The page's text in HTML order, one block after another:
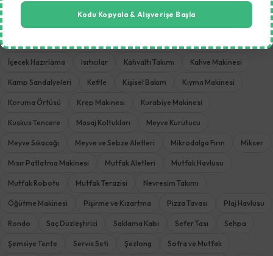
Granit Tencere
İçecek Hazırlama Isıtıcılar Kahvaltı Takımı Kahve Makinesi
Kamp Sandalyeleri Kettle Kişisel Bakım Kıyma Makinesi
Koruma Örtüsü Krep Makinesi Kurabiye Makinesi
Kuskus Tencere Masaj Koltukları Meyve Kurutucu
Meyve Sıkacağı Meyve ve Sebze Aletleri Mikrodalga Fırın Mikser
Mısır Patlatma Makinesi Mutfak Aletleri Mutfak Havlusu
Mutfak Robotu Mutfak Terazisi Nevresim Takımı
Öğütme Makinesi Pişirme ve Kızartma Pizza Tavası Plaj Havlusu
Rondo Saç Düzleştirici Saklama Kabı Sefer Tası Sehpa
Şemsiye Tente Servis Seti Şezlong Sofra ve Mutfak
Kodu Kopyala & Alışverişe Başla